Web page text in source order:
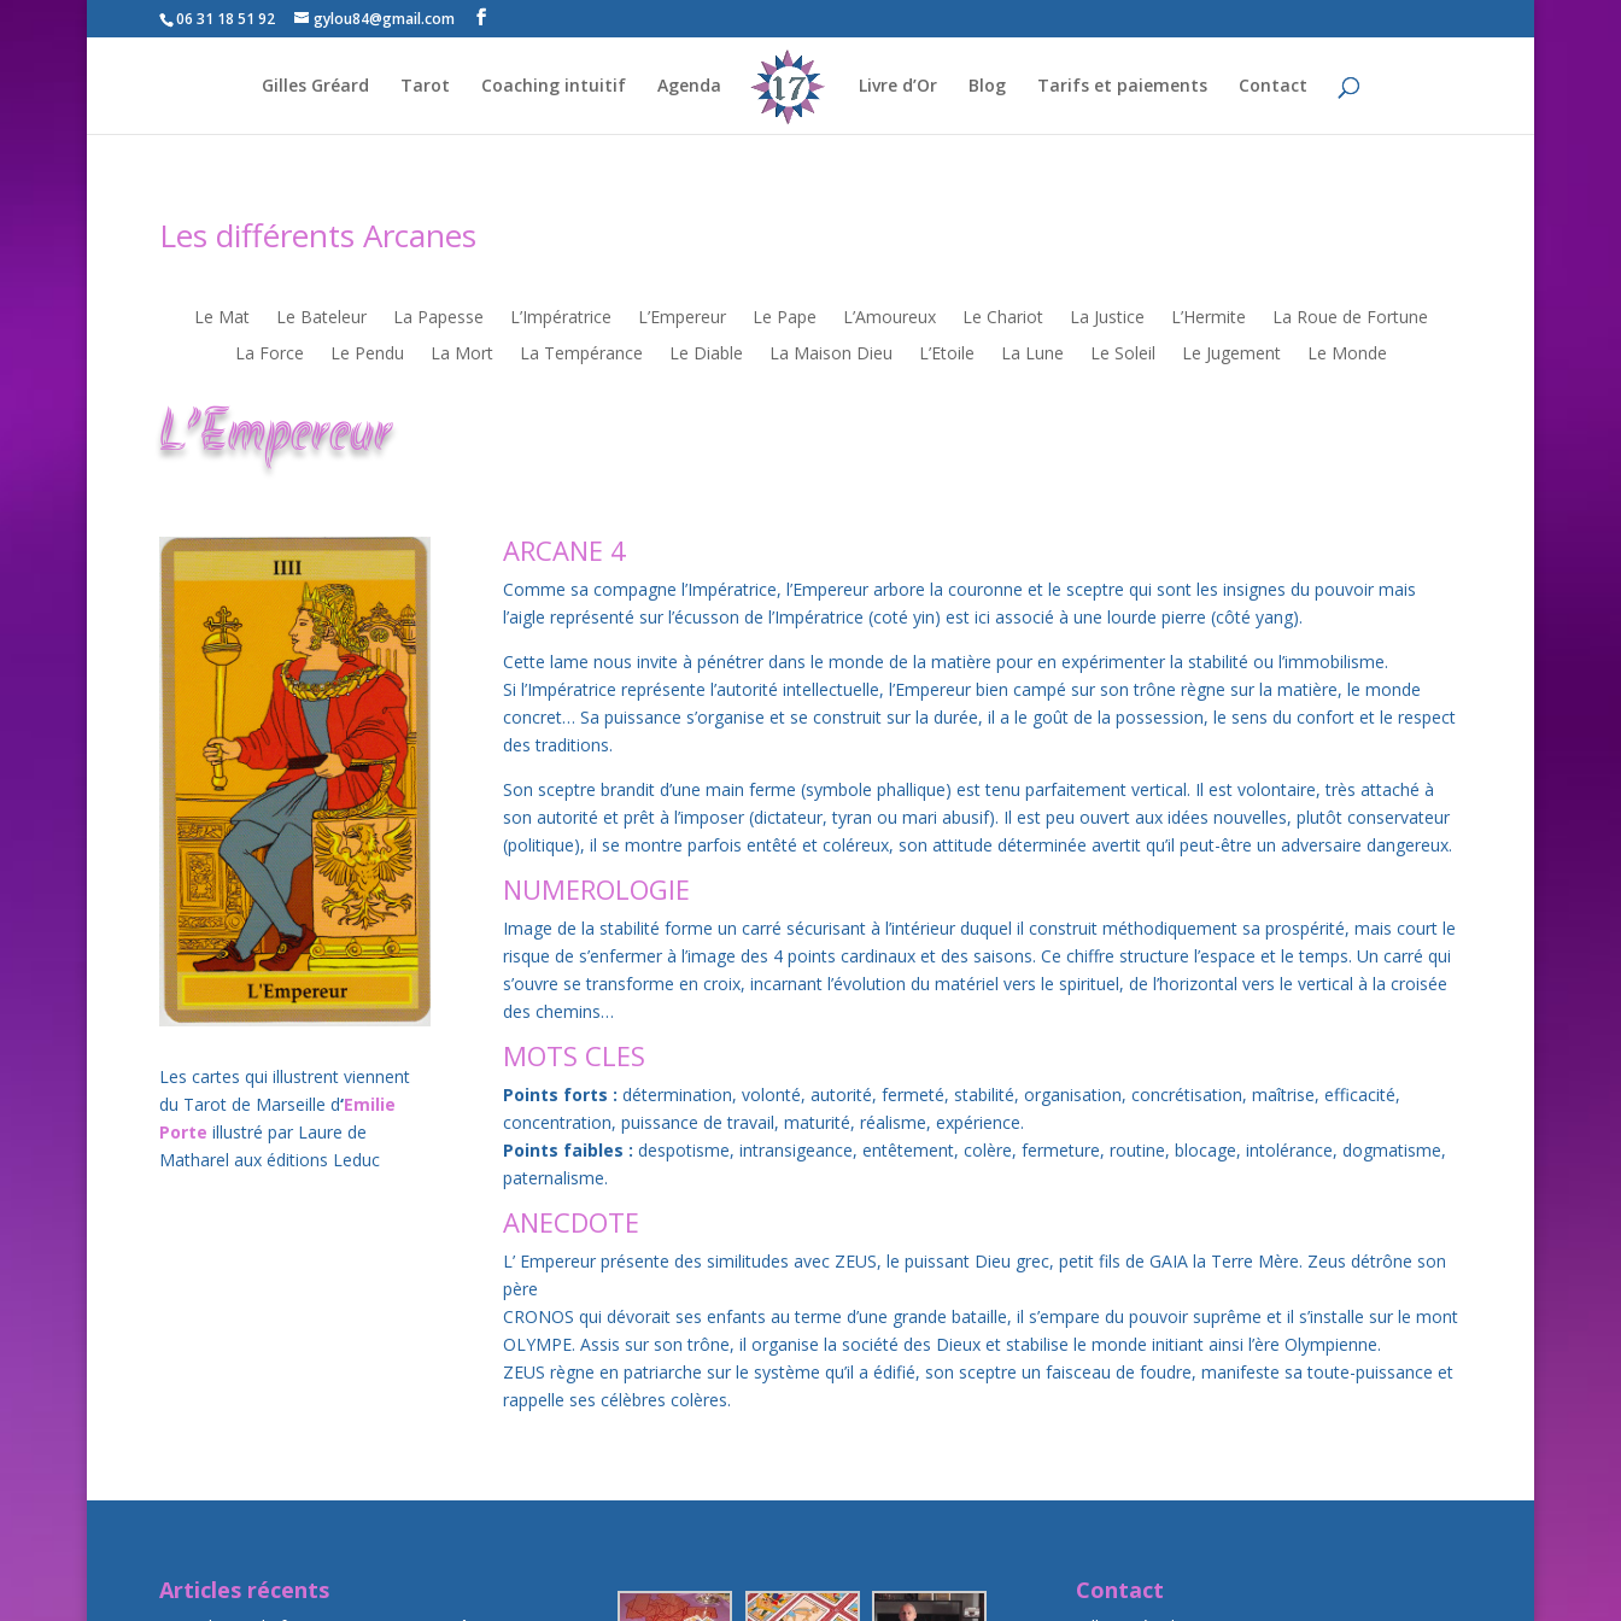
06 31 18 51 92 gylou84@gmail.com
Gilles Gréard Tarot Coaching intuitif Agenda Livre d’Or Blog Tarifs et paiements Contact
Les différents Arcanes
Le Mat Le Bateleur La Papesse L’Impératrice L’Empereur Le Pape L’Amoureux Le Chariot La Justice L’Hermite
La Roue de Fortune
La Force
Le Pendu La Mort La Tempérance Le Diable La Maison Dieu L’Etoile La Lune Le Soleil Le Jugement Le Monde
L’Empereur
Les cartes qui illustrent viennent
du Tarot de Marseille d‘Emilie
Porte illustré par Laure de
Matharel aux éditions Leduc
ARCANE 4
Comme sa compagne l’Impératrice, l’Empereur arbore la couronne et le sceptre qui sont les insignes du pouvoir mais
l’aigle représenté sur l’écusson de l’Impératrice (coté yin) est ici associé à une lourde pierre (côté yang).
Cette lame nous invite à pénétrer dans le monde de la matière pour en expérimenter la stabilité ou l’immobilisme.
Si l’Impératrice représente l’autorité intellectuelle, l’Empereur bien campé sur son trône règne sur la matière, le monde
concret… Sa puissance s’organise et se construit sur la durée, il a le goût de la possession, le sens du confort et le respect
des traditions.
Son sceptre brandit d’une main ferme (symbole phallique) est tenu parfaitement vertical. Il est volontaire, très attaché à
son autorité et prêt à l’imposer (dictateur, tyran ou mari abusif). Il est peu ouvert aux idées nouvelles, plutôt conservateur
(politique), il se montre parfois entêté et coléreux, son attitude déterminée avertit qu’il peut-être un adversaire dangereux.
NUMEROLOGIE
Image de la stabilité forme un carré sécurisant à l’intérieur duquel il construit méthodiquement sa prospérité, mais court le
risque de s’enfermer à l’image des 4 points cardinaux et des saisons. Ce chiffre structure l’espace et le temps. Un carré qui
s’ouvre se transforme en croix, incarnant l’évolution du matériel vers le spirituel, de l’horizontal vers le vertical à la croisée
des chemins…
MOTS CLES
Points forts : détermination, volonté, autorité, fermeté, stabilité, organisation, concrétisation, maîtrise, efficacité,
concentration, puissance de travail, maturité, réalisme, expérience.
Points faibles : despotisme, intransigeance, entêtement, colère, fermeture, routine, blocage, intolérance, dogmatisme,
paternalisme.
ANECDOTE
L’ Empereur présente des similitudes avec ZEUS, le puissant Dieu grec, petit fils de GAIA la Terre Mère. Zeus détrône son
père
CRONOS qui dévorait ses enfants au terme d’une grande bataille, il s’empare du pouvoir suprême et il s’installe sur le mont
OLYMPE. Assis sur son trône, il organise la société des Dieux et stabilise le monde initiant ainsi l’ère Olympienne.
ZEUS règne en patriarche sur le système qu’il a édifié, son sceptre un faisceau de foudre, manifeste sa toute-puissance et
rappelle ses célèbres colères.
Articles récents Contact